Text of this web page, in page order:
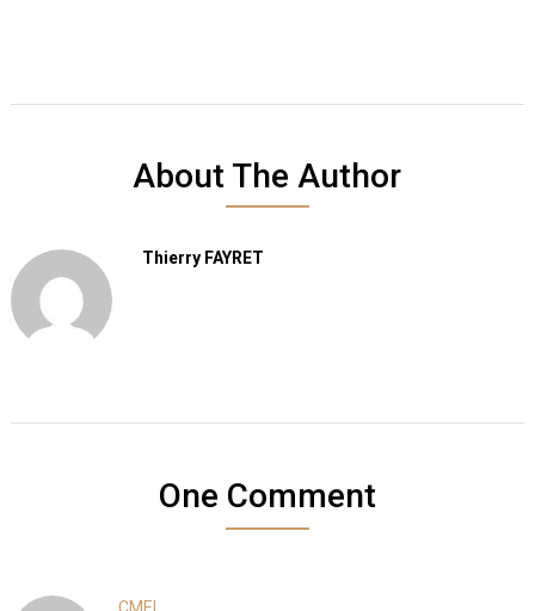
About The Author
Thierry FAYRET
One Comment
CMEL